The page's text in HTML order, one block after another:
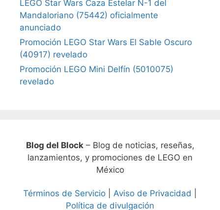
LEGO Star Wars Caza Estelar N-1 del
Mandaloriano (75442) oficialmente
anunciado
Promoción LEGO Star Wars El Sable Oscuro
(40917) revelado
Promoción LEGO Mini Delfín (5010075)
revelado
Blog del Block– Blog de noticias, reseñas,
lanzamientos, y promociones de LEGO en
México
Términos de Servicio Aviso de Privacidad
Política de divulgación